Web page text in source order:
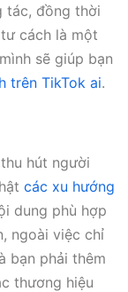
tác, đồng thời
cách là một
sẽ giúp bạn
trên TikTok ai.
hút người
các xu hướng
dung phù hợp
ngoài việc chỉ
bạn phải thêm
thương hiệu